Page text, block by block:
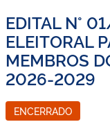
EDITAL N°
ELEITORAL
MEMBROS
2026-2029
ENCERRADO